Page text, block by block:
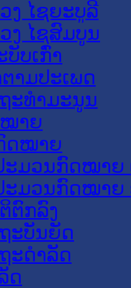
ງ ໄຊຍະບູລີ
ງ ໄຊສົມບູນ
ບເກົ່າ
າມປະເພດ
ະທໍາມະນູນ
າຍ
ດໝາຍ
ະມວນກົດໝາຍ
ະມວນກົດໝາຍ
ຕົກລົງ
ະບັນຍັດ
ະດໍາລັດ
ດ